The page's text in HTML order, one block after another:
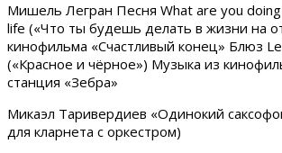
Мишель Легран Песня What are you
life («Что ты будешь делать в жизни на
кинофильма «Счастливый конец» Блюз
(«Красное и чёрное») Музыка из
станция «Зебра»
Микаэл Таривердиев «Одинокий
для кларнета с оркестром)